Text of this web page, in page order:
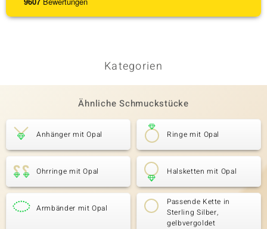
Kategorien
Ähnliche Schmuckstücke
Anhänger mit Opal Ringe mit Opal
Ohrringe mit Opal Halsketten mit Opal
Armbänder mit Opal
Passende Kette in
Sterling Silber,
gelbvergoldet